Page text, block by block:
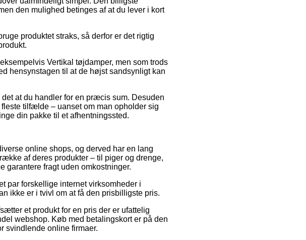
den mulighed betinges af at du lever i kort
produktet straks, så derfor er det rigtig
Vertikal tøjdamper, men som trods
hensynstagen til at de højst sandsynligt kan
at du handler for en præcis sum. Desuden
tilfælde – uanset om man opholder sig
din pakke til et afhentningssted.
online shops, og derved har en lang
af deres produkter – til piger og drenge,
garantere fragt uden omkostninger.
par forskellige internet virksomheder i
ikke er i tvivl om at få den prisbilligste pris.
et produkt for en pris der er ufattelig
webshop. Køb med betalingskort er på den
svindlende online firmaer.